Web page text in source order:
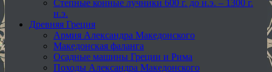
Степные конные лучники 600 г. до н.э. – 1300 г.
н.э.
Древняя Греция
Армия Александра Македонского
Македонская фаланга
Осадные машины Греции и Рима
Походы Александра Македонского